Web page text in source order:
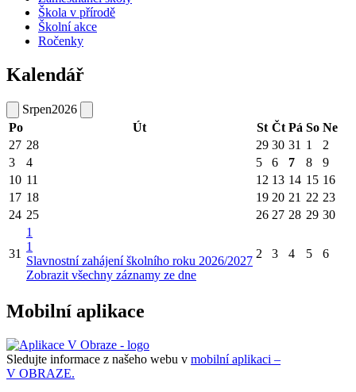
Škola v přírodě
Školní akce
Ročenky
Kalendář
Srpen2026
Po
Út St Čt Pá So Ne
27 28 29 30 31 1
2
3
4 5 6 7 8
9
10 11 12 13 14 15 16
17 18 19 20 21 22 23
24 25 26 27 28 29 30
31
1
1
Slavnostní zahájení školního roku 2026/2027
Zobrazit všechny záznamy ze dne
2 3 4 5 6
Mobilní aplikace
Sledujte informace z našeho webu v mobilní aplikaci –
V OBRAZE.